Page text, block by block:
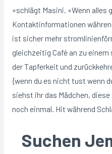
«schlägt Masini. «Wenn alles
Kontaktinformationen
ist sicher mehr
gleichzeitig Café an zu
der Tapferkeit und
{wenn du es nicht tust wenn
siehst ihr das Mädchen,
noch einmal. Hit während
Suchen